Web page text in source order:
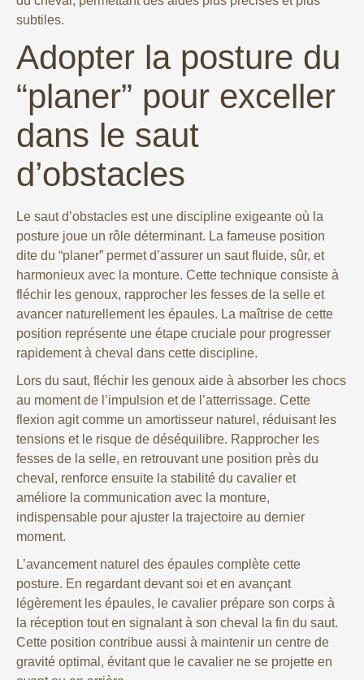
subtiles.
Adopter la posture du
“planer” pour exceller
dans le saut
d’obstacles
Le saut d’obstacles est une discipline exigeante où la
posture joue un rôle déterminant. La fameuse position
dite du “planer” permet d’assurer un saut fluide, sûr, et
harmonieux avec la monture. Cette technique consiste à
fléchir les genoux, rapprocher les fesses de la selle et
avancer naturellement les épaules. La maîtrise de cette
position représente une étape cruciale pour progresser
rapidement à cheval dans cette discipline.
Lors du saut, fléchir les genoux aide à absorber les chocs
au moment de l’impulsion et de l’atterrissage. Cette
flexion agit comme un amortisseur naturel, réduisant les
tensions et le risque de déséquilibre. Rapprocher les
fesses de la selle, en retrouvant une position près du
cheval, renforce ensuite la stabilité du cavalier et
améliore la communication avec la monture,
indispensable pour ajuster la trajectoire au dernier
moment.
L’avancement naturel des épaules complète cette
posture. En regardant devant soi et en avançant
légèrement les épaules, le cavalier prépare son corps à
la réception tout en signalant à son cheval la fin du saut.
Cette position contribue aussi à maintenir un centre de
gravité optimal, évitant que le cavalier ne se projette en